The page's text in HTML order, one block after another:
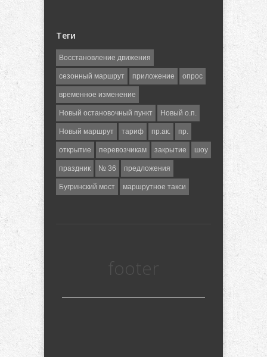
Теги
Восстановление движения
сезонный маршрут приложение опрос
временное изменение
Новый остановочный пункт Новый о.п.
Новый маршрут тариф пр.ак. пр.
открытие перевозчикам закрытие шоу
праздник № 36 предложения
Бугринский мост маршрутное такси
footer